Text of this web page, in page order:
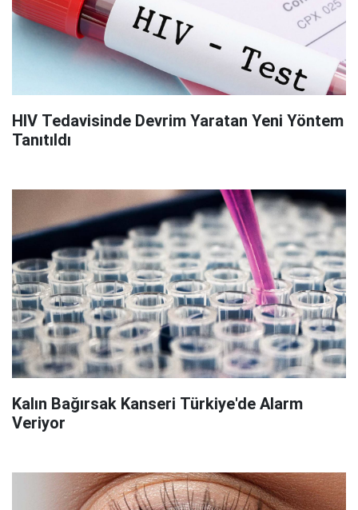
HIV Tedavisinde Devrim Yaratan Yeni Yöntem
Tanıtıldı
Kalın Bağırsak Kanseri Türkiye'de Alarm
Veriyor